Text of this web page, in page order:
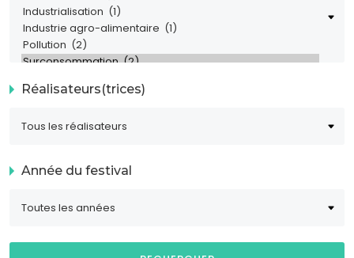
Réalisateurs(trices)
Année du festival